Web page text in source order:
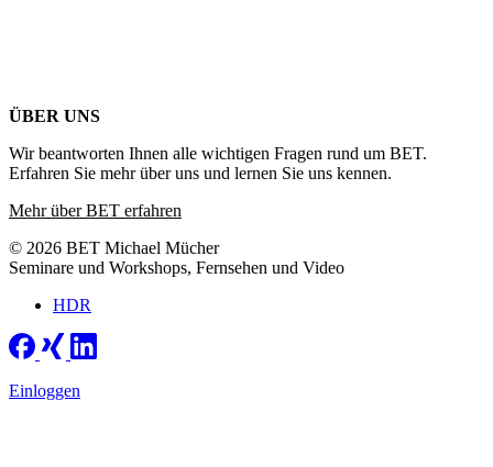
ÜBER UNS
Wir beantworten Ihnen alle wichtigen Fragen rund um BET.
Erfahren Sie mehr über uns und lernen Sie uns kennen.
Mehr über BET erfahren
© 2026 BET Michael Mücher
Seminare und Workshops, Fernsehen und Video
HDR
Einloggen